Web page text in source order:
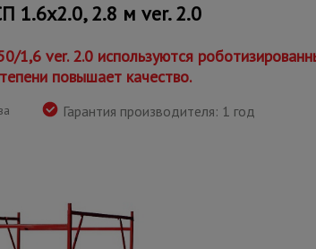
1.6х2.0, 2.8 м ver. 2.0
1,6 ver. 2.0 используются
повышает качество.
Гарантия производителя: 1 год